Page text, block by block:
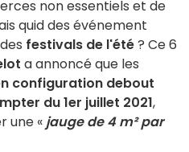
non essentiels et de
quid des événement
festivals de l'été? Ce 6
a annoncé que les
configuration debout
du 1er juillet 2021,
une « jauge de 4 m² par